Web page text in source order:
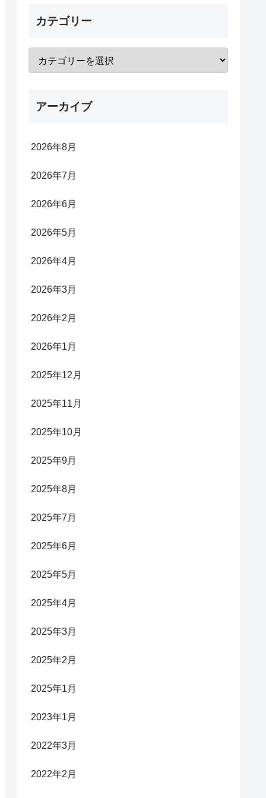
カテゴリー
アーカイブ
2026年8月
2026年7月
2026年6月
2026年5月
2026年4月
2026年3月
2026年2月
2026年1月
2025年12月
2025年11月
2025年10月
2025年9月
2025年8月
2025年7月
2025年6月
2025年5月
2025年4月
2025年3月
2025年2月
2025年1月
2023年1月
2022年3月
2022年2月